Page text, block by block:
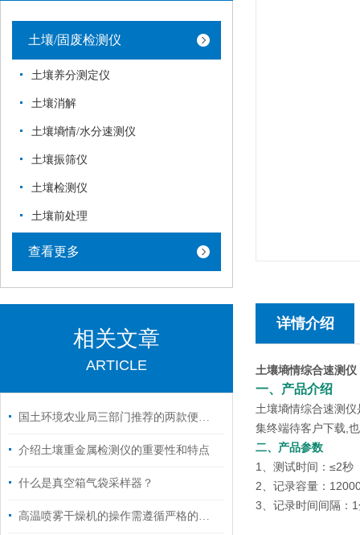
土壤/固废检测仪
土壤养分测定仪
土壤消解
土壤墒情/水分速测仪
土壤振筛仪
土壤检测仪
土壤前处理
查看更多
相关文章
ARTICLE
国土环境农业局三部门推荐的两款便携土壤重金属检测仪的检测方法和使用技巧
介绍土壤重金属检测仪的重要性和特点
什么是真空箱气袋采样器？
高温喷雾干燥机的操作需遵循严格的流程
详情介绍
土壤墒情综合速测
一、产品介绍
土壤墒情综合速测
集终端待客户下载,
二、产品参数
1、测试时间：≤2秒
2、记录容量：
3、记录时间间隔：